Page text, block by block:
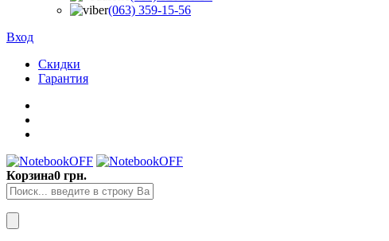
(063) 359-15-56
Вход
Скидки
Гарантия
Корзина0 грн.